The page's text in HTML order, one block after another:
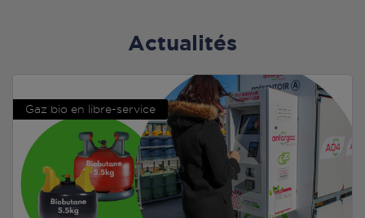
Actualités
Gaz bio en libre-service